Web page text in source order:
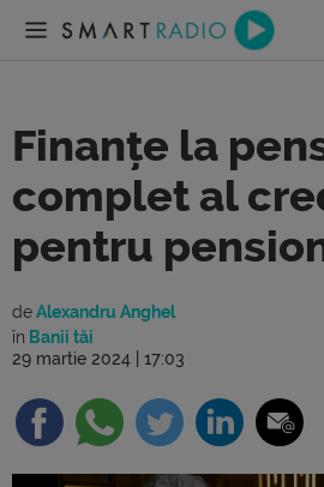
Finanțe la
complet al
pentru
deAlexandru Anghel
în Banii tăi
29 martie 2024 | 17:03